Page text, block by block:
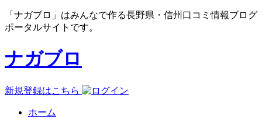
「ナガブロ」はみんなで作る長野県・信州口コミ情報ブログ
ポータルサイトです。
ナガブロ
新規登録はこちら
ホーム